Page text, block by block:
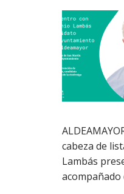
cabeza de
Lambás
acompañado